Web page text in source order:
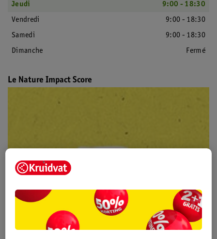
Jeudi
9:00 - 18:30
Vendredi
9:00 - 18:30
Samedi
9:00 - 18:30
Dimanche
Fermé
Le Nature Impact Score